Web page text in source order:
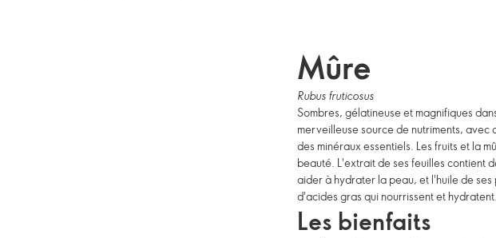
Mûre
Rubus fruticosus
Sombres, gélatineuse et magnifiques
merveilleuse source de nutriments,
des minéraux essentiels. Les fruits et la
beauté. L'extrait de ses feuilles contient
aider à hydrater la peau, et l'huile de
d'acides gras qui nourrissent et hydratent.
Les bienfaits